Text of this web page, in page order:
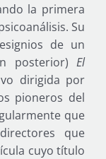
la primera
Su
de un
posterior)El
dirigida por
pioneros del
que
que
cuyo título